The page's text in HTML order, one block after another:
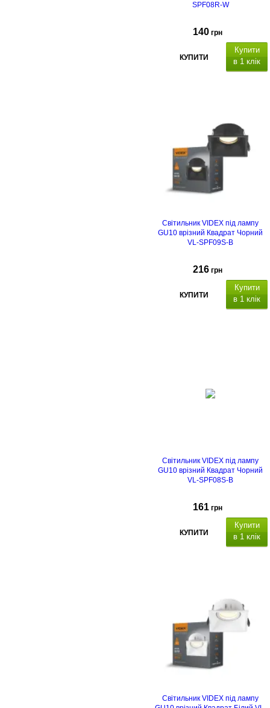
SPF08R-W
140 грн
КУПИТИ
Купити
в 1 клік
Світильник VIDEX під лампу
GU10 врізний Квадрат Чорний
VL-SPF09S-B
216 грн
КУПИТИ
Купити
в 1 клік
Світильник VIDEX під лампу
GU10 врізний Квадрат Чорний
VL-SPF08S-B
161 грн
КУПИТИ
Купити
в 1 клік
Світильник VIDEX під лампу